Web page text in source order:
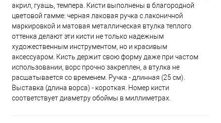
акрил, гуашь, темпера. Кисти выполнены в благородной
цветовой гамме: черная лаковая ручка с лаконичной
маркировкой и матовая металлическая втулка теплого
оттенка делают эти кисти не только надежным
художественным инструментом, но и красивым
аксессуаром. Кисть держит свою форму даже при частом
использовании, ворс прочно закреплен, а втулка не
расшатывается со временем. Ручка - длинная (25 см).
Выставка (длина ворса) - короткая. Номер кисти
соответствует диаметру обоймы в миллиметрах.